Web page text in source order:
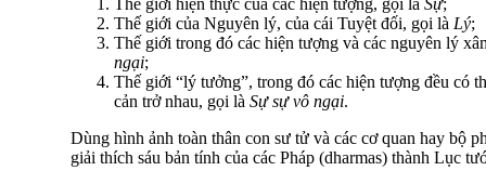
Thế giới hiện thực của các hiện tượng, gọi là Sự;
Thế giới của Nguyên lý, của cái Tuyệt đối, gọi là Lý;
Thế giới trong đó các hiện tượng và các nguyên lý
ngại;
Thế giới “lý tưởng”, trong đó các hiện tượng đều có
cản trở nhau, gọi là Sự sự vô ngại.
Dùng hình ảnh toàn thân con sư tử và các cơ quan hay bộ
giải thích sáu bản tính của các Pháp (dharmas) thành Lục